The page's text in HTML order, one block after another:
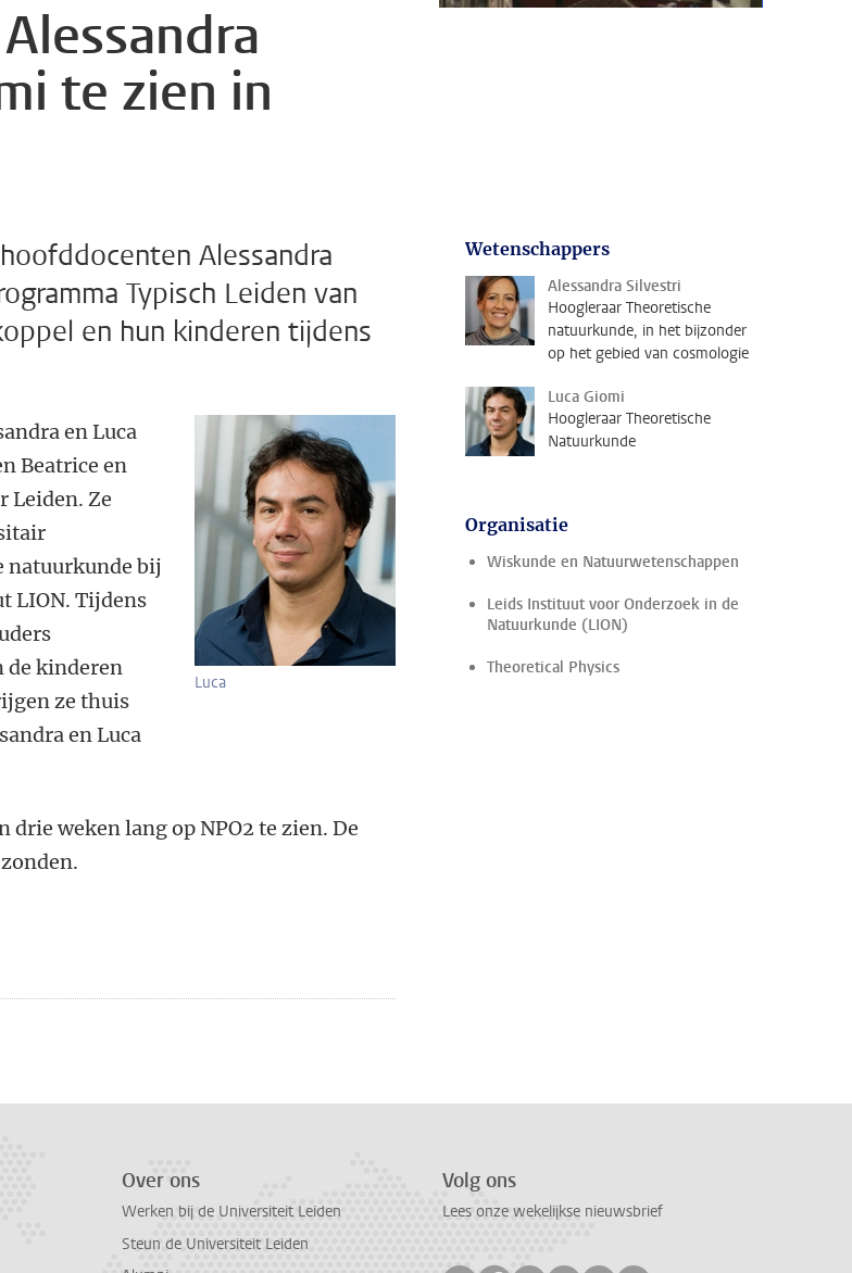
te zien in
Alessandra
Typisch Leiden van
en hun kinderen tijdens
Luca
en Luca
Beatrice en
Leiden. Ze
natuurkunde bij
LION. Tijdens
de kinderen
ze thuis
en Luca
drie weken lang op NPO2 te zien. De
Wetenschappers
Alessandra Silvestri
Hoogleraar Theoretische
natuurkunde, in het bijzonder
op het gebied van cosmologie
Luca Giomi
Hoogleraar Theoretische
Natuurkunde
Organisatie
Wiskunde en Natuurwetenschappen
Leids Instituut voor Onderzoek in de
Natuurkunde (LION)
Theoretical Physics
Over ons
Werken bij de Universiteit Leiden
Steun de Universiteit Leiden
Volg ons
Lees onze wekelijkse nieuwsbrief